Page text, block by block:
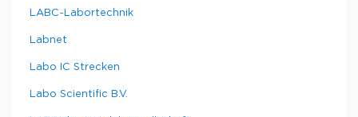
LABC-Labortechnik
Labnet
Labo IC Strecken
Labo Scientific B.V.